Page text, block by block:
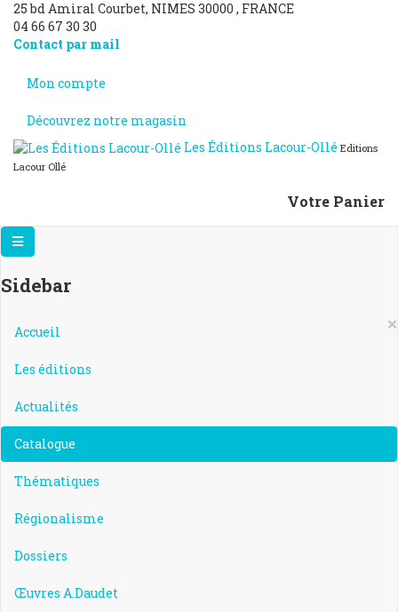
25 bd Amiral Courbet, NIMES 30000 , FRANCE
04 66 67 30 30
Contact par mail
Mon compte
Découvrez notre magasin
Les Éditions Lacour-Ollé Editions
Lacour Ollé
Votre Panier
Sidebar
×
Accueil
Les éditions
Actualités
Catalogue
Thématiques
Régionalisme
Dossiers
Œuvres A.Daudet